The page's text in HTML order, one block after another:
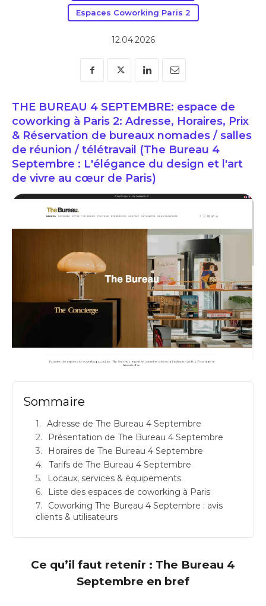
Espaces Coworking Paris 2
12.04.2026
THE BUREAU 4 SEPTEMBRE: espace de
coworking à Paris 2: Adresse, Horaires, Prix
& Réservation de bureaux nomades / salles
de réunion / télétravail (The Bureau 4
Septembre : L'élégance du design et l'art
de vivre au cœur de Paris)
THE BUREAU BROGNIARD: espace de coworking à Paris 2: Adresse
Sommaire
Adresse de The Bureau 4 Septembre
Présentation de The Bureau 4 Septembre
Horaires de The Bureau 4 Septembre
Tarifs de The Bureau 4 Septembre
Locaux, services & équipements
Liste des espaces de coworking à Paris
Coworking The Bureau 4 Septembre : avis
clients & utilisateurs
Ce qu’il faut retenir : The Bureau 4
Septembre en bref